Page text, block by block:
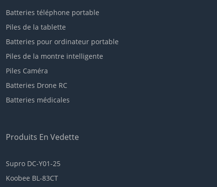
Batteries téléphone portable
Piles de la tablette
Batteries pour ordinateur portable
Piles de la montre intelligente
Piles Caméra
Batteries Drone RC
Batteries médicales
Produits En Vedette
Supro DC-Y01-25
Koobee BL-83CT